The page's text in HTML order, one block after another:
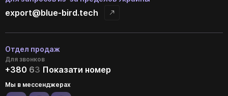
export@blue-bird.tech
Отдел продаж
Для звонков
+380 63 Показати номер
Мы в мессенджерах